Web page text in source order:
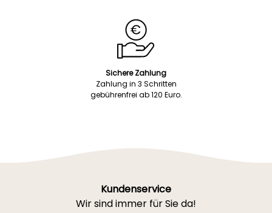
Sichere Zahlung
Zahlung in 3 Schritten
gebührenfrei ab 120 Euro.
Kundenservice
Wir sind immer für Sie da!